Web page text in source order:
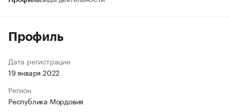
Профиль
Дата регистрации
19 января 2022
Регион
Республика Мордовия